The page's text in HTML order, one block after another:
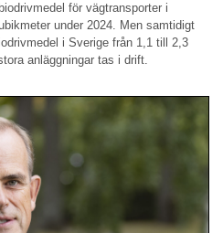
för vägtransporter i
under 2024. Men samtidigt
i Sverige från 1,1 till 2,3
anläggningar tas i drift.